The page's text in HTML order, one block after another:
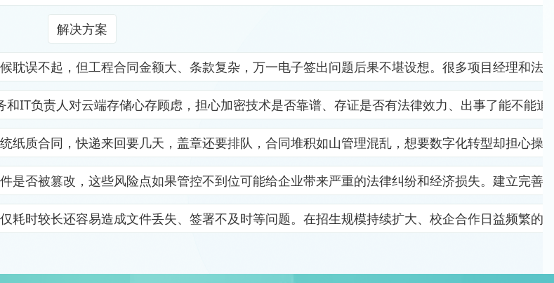
解决方案
误不起，但工程合同金额大、条款复杂，万一电子签出问题后果不堪设想。很多项目经理和法
负责人对云端存储心存顾虑，担心加密技术是否靠谱、存证是否有法律效力、出事了能不能
质合同，快递来回要几天，盖章还要排队，合同堆积如山管理混乱，想要数字化转型却担心操
否被篡改，这些风险点如果管控不到位可能给企业带来严重的法律纠纷和经济损失。建立完
较长还容易造成文件丢失、签署不及时等问题。在招生规模持续扩大、校企合作日益频繁